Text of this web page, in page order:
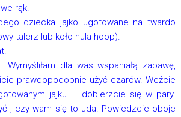
rąk.
dziecka jajko ugotowane na twardo
talerz lub koło hula-hoop).
dla was wspaniałą zabawę,
prawdopodobnie użyć czarów. Weźcie
jajku i dobierzcie się w pary.
, czy wam się to uda. Powiedzcie oboje